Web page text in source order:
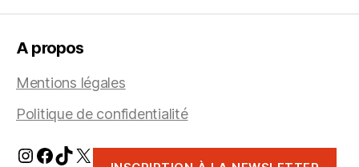
A propos
Mentions légales
Politique de confidentialité
Instagram
Facebook
TikTok
X